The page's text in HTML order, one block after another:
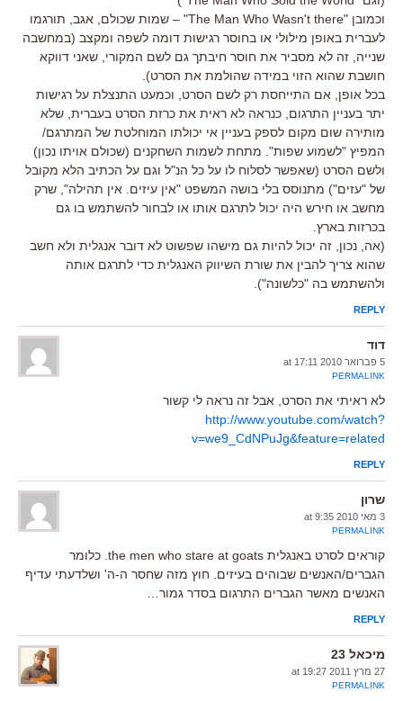
וכמובן "The Man Who Wasn't there" – שמות שכולם, אגב, תורגמו
לעברית באופן מילולי או בחוסר רגישות דומה לשפה ומקצב (במחשבה
שנייה, זה לא מסביר את חוסר חיבתך גם לשם המקורי, שאני דווקא
חושבת שהוא הזוי במידה שהולמת את הסרט).
בכל אופן, אם התייחסת רק לשם הסרט, וכמעט התנצלת על רגישות
יתר בעניין התרגום, כנראה לא ראית את כרזת הסרט בעברית, שלא
מותירה שום מקום לספק בעניין אי יכולתו המוחלטת של המתרגם/
המפיץ "לשמוע שפות". מתחת לשמות השחקנים (שכולם אויתו נכון)
ולשם הסרט (שאפשר לסלוח לו על כל הנ"ל וגם על הכתיב הלא מקובל
של "עזים") מתנוסס בלי בושה המשפט "אין עיזים. אין תהילה", שרק
מחשב או חירש היה יכול לתרגם אותו או לבחור להשתמש בו גם
בכרזות בארץ.
(אה, נכון, זה יכול להיות גם מישהו שפשוט לא דובר אנגלית ולא חשב
שהוא צריך להבין את שורת השיווק האנגלית כדי לתרגם אותה
ולהשתמש בה "כלשונה").
REPLY
דוד
5 פברואר 2010 at 17:11
PERMALINK
לא ראיתי את הסרט, אבל זה נראה לי קשור
http://www.youtube.com/watch?
v=we9_CdNPuJg&feature=related
REPLY
שרון
3 מאי 2010 at 9:35
PERMALINK
קוראים לסרט באנגלית the men who stare at goats. כלומר
הגברים/האנשים שבוהים בעיזים. חוץ מזה שחסר ה-ה' ושלדעתי עדיף
האנשים מאשר הגברים התרגום בסדר גמור…
REPLY
מיכאל 23
27 מרץ 2011 at 19:27
PERMALINK